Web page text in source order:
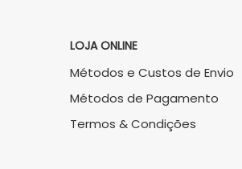
LOJA ONLINE
Métodos e Custos de Envio
Métodos de Pagamento
Termos & Condições